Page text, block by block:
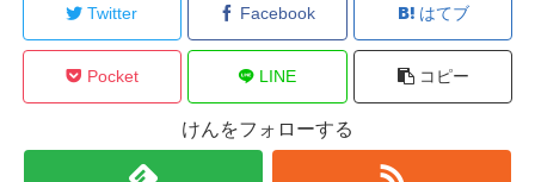
Twitter Facebook はてブ
Pocket LINE コピー
けんをフォローする